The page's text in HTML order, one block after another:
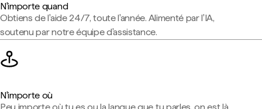
N'importe quand
Obtiens de l'aide 24/7, toute l'année. Alimenté par l'IA,
soutenu par notre équipe d'assistance.
N'importe où